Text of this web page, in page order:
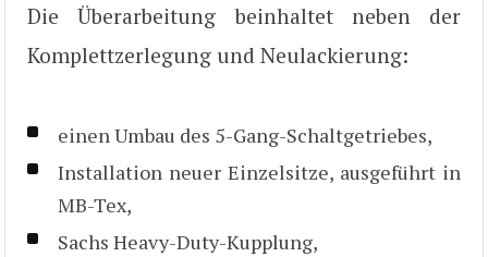
Die Überarbeitung beinhaltet neben der
Komplettzerlegung und Neulackierung:
einen Umbau des 5-Gang-Schaltgetriebes,
Installation neuer Einzelsitze, ausgeführt in
MB-Tex,
Sachs Heavy-Duty-Kupplung,